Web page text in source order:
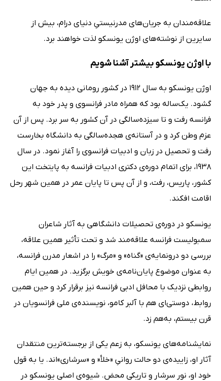
علاقه‌مندان به جریان‌های مدرنیستیِ دنیای درام، بیش از
سایرین از نوشته‌های اوژن یونسکو لذت خواهند برد.
با اوژن یونسکو بیشتر آشنا شویم
اوژن یونسکو به سال 1912 در کشور رومانی دیده به جهان
گشود. یک‌ساله بود که همراه مادر فرانسوی و پدر خود به
فرانسه رفت و تا سیزده‌سالگی در آن کشور به سر برد. پس از آن
عزم وطن کرد و در آستانه‌ی هجده‌سالگی به دانشگاه بخارست
رفت و تحصیل در زبان و ادبیات فرانسوی را آغاز نمود. در سال
1938، برای اتمام دوره‌ی دکتری ادبیات فرانسه به پایتخت این
کشور، پاریس، رفت، و از آن پس تا پایان عمر در همین شهر رحل
اقامت افکند.
یونسکو در دوره‌ی تحصیلات دانشگاهی به آثار شاعران
سمبولیست فرانسه علاقه‌مند شد و تحت تأثیر همین علاقه،
بررسی دو درونمایه‌ی «گناه» و «مرگ» را در اشعار مدرن فرانسه،
به عنوان موضوع پایان‌نامه‌ی خویش برگزید. در همین ایام
روابطی نزدیک با محافل ادبی فرانسه نیز برقرار کرد و حین همین
روابط، دوستی‌ای هم با آلبر کامو، نویسنده‌ی ملی فرانسویان در
قرن بیستم، به‌هم زد.
نمایشنامه‌های یونسکو، به زعم یکی از برجسته‌ترین منتقدان
آثار او، زاییده‌ی دو حالت روانیِ «خلأ« و «سرشاری»‌اند. یا به قول
خود او، نور سرشار و تاریکی محض. شیوه‌ی اصلی یونسکو در